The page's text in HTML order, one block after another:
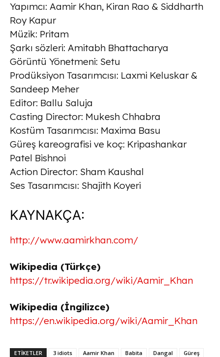
Yapımcı: Aamir Khan, Kiran Rao & Siddharth
Roy Kapur
Müzik: Pritam
Şarkı sözleri: Amitabh Bhattacharya
Görüntü Yönetmeni: Setu
Prodüksiyon Tasarımcısı: Laxmi Keluskar &
Sandeep Meher
Editor: Ballu Saluja
Casting Director: Mukesh Chhabra
Kostüm Tasarımcısı: Maxima Basu
Güreş kareografisi ve koç: Kripashankar
Patel Bishnoi
Action Director: Sham Kaushal
Ses Tasarımcısı: Shajith Koyeri
KAYNAKÇA:
http://www.aamirkhan.com/
Wikipedia (Türkçe)
https://tr.wikipedia.org/wiki/Aamir_Khan
Wikipedia (İngilizce)
https://en.wikipedia.org/wiki/Aamir_Khan
ETİKETLER 3 idiots Aamir Khan Babita Dangal
Güreş